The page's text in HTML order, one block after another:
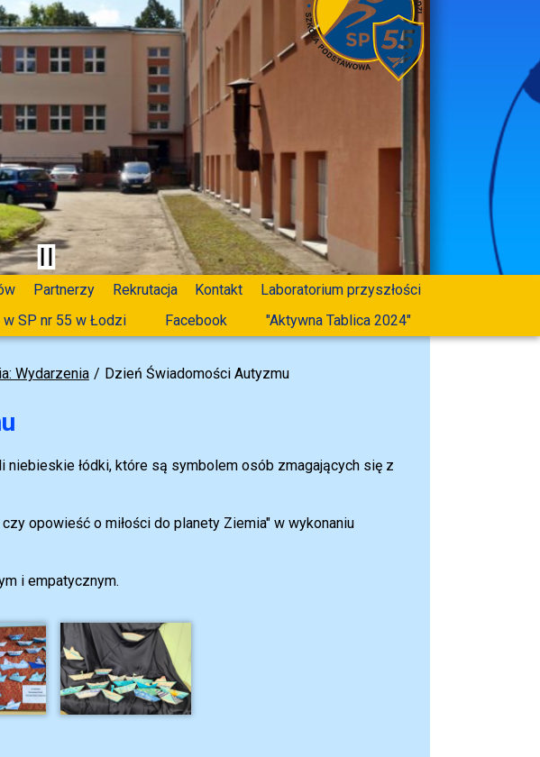
Partnerzy Rekrutacja Kontakt
Laboratorium przyszłości
SP nr 55 w Łodzi Facebook "Aktywna Tablica 2024"
Wydarzenia Dzień Świadomości Autyzmu
łódki, które są symbolem osób zmagających się z
opowieść o miłości do planety Ziemia" w wykonaniu
i empatycznym.